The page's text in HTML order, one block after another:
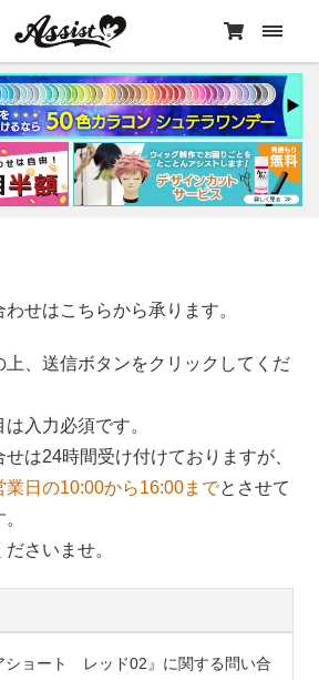
せはこちらから承ります。
上、送信ボタンをクリックしてくだ
入力必須です。
は24時間受け付けておりますが、
業日の10:00から16:00までとさせて
さいませ。
ショート レッド02』に関する問い合